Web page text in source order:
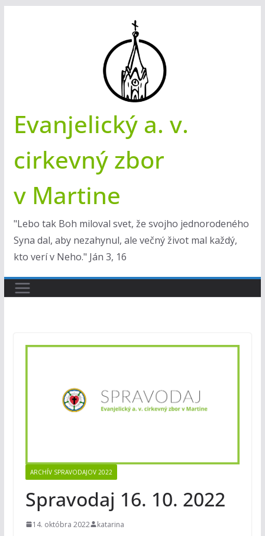
Evanjelický a. v.
cirkevný zbor
v Martine
"Lebo tak Boh miloval svet, že svojho jednorodeného
Syna dal, aby nezahynul, ale večný život mal každý,
kto verí v Neho." Ján 3, 16
ARCHÍV SPRAVODAJOV 2022
Spravodaj 16. 10. 2022
14. októbra 2022 katarina